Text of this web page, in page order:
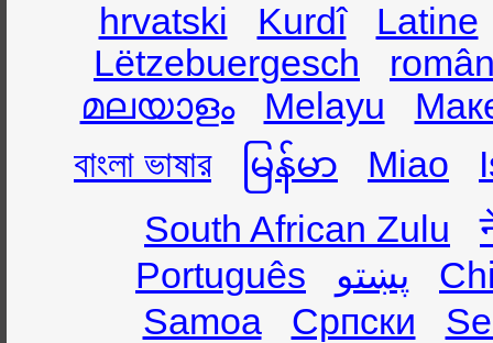
hrvatski
Kurdî
Latine
Lëtzebuergesch
മലയാളം
Melayu
বাংলা ভাষার
မြန်မာ Miao
South African Zulu
Português
پښتو
Samoa
Српски